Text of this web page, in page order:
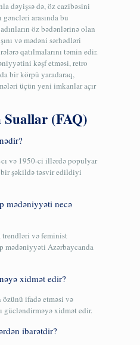
dəyişsə də, öz cazibəsini
arasında bu
öz bədənlərinə olan
və mədəni sərhədləri
qatılmalarını təmin edir.
kəşf etməsi, retro
bir körpü yaradaraq,
üçün yeni imkanlar açır
Suallar (FAQ)
və 1950-ci illərdə populyar
bir şəkildə təsvir edildiyi
mədəniyyəti necə
trendləri və feminist
mədəniyyəti Azərbaycanda
xidmət edir?
özünü ifadə etməsi və
gücləndirməyə xidmət edir.
ibarətdir?